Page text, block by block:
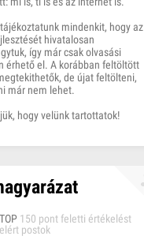
mindenkit, hogy az
hivatalosan
így már csak olvasási
érhető el. A korábban feltöltött
de újat feltölteni,
már nem lehet.
hogy velünk tartottatok!
TOP 150 pont feletti értékelést
elért postok